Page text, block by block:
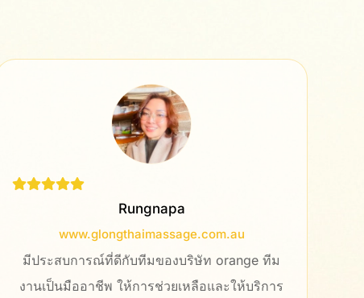
Namo
www.sdp.co.th
ทำงานออกมาได้ดีมาก สอนใช้งานระบบหลังบ้าน
เข้าใจง่าย สามารถแก้ไขปรับแต่งได้เองอีกด้วย​